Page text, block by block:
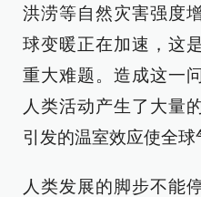
洪涝等自然灾害强度
球变暖正在加速，这
重大难题。造成这一
人类活动产生了大量
引发的温室效应使全球
人类发展的脚步不能